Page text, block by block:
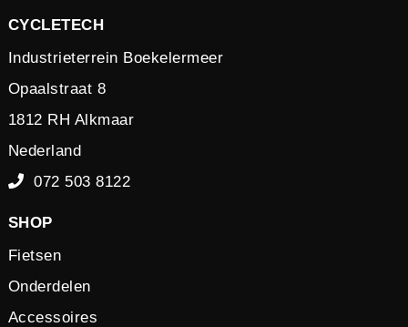
CYCLETECH
Industrieterrein Boekelermeer
Opaalstraat 8
1812 RH Alkmaar
Nederland
072 503 8122
SHOP
Fietsen
Onderdelen
Accessoires